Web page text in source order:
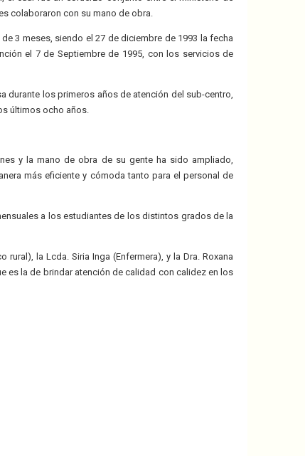
colaboraron con su mano de obra.
3 meses, siendo el 27 de diciembre de 1993 la fecha
el 7 de Septiembre de 1995, con los servicios de
durante los primeros años de atención del sub-centro,
últimos ocho años.
y la mano de obra de su gente ha sido ampliado,
más eficiente y cómoda tanto para el personal de
a los estudiantes de los distintos grados de la
la Lcda. Siria Inga (Enfermera), y la Dra. Roxana
es la de brindar atención de calidad con calidez en los